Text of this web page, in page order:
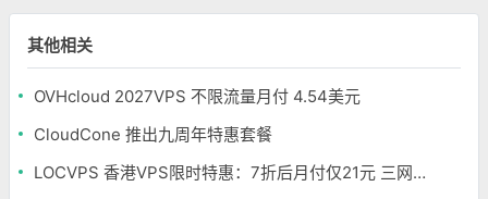
其他相关
OVHcloud 2027VPS 不限流量月付 4.54美元
CloudCone 推出九周年特惠套餐
LOCVPS 香港VPS限时特惠：7折后月付仅21元 三网优化BGP线路 可选原生IP